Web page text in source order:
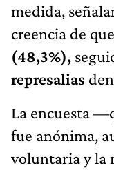
medida,
creencia de que
(48,3%),
represalias
La encuesta
fue anónima,
voluntaria y la